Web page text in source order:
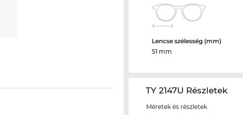
Lencse szélesség (mm)
51 mm
TY 2147U Részletek
Méretek és részletek